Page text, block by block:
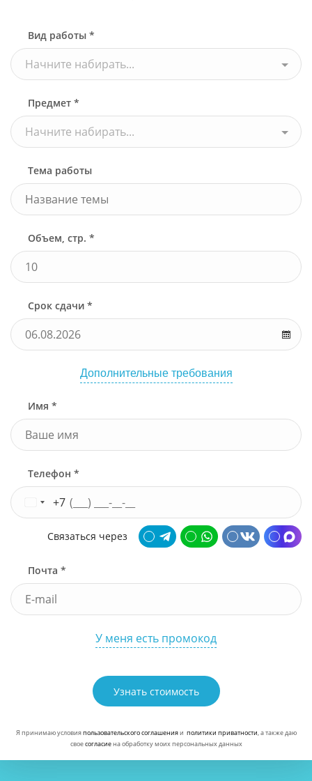
Вид работы *
Начните набирать...
Предмет *
Начните набирать...
Тема работы
Объем, стр. *
Срок сдачи *
Дополнительные требования
Имя *
Телефон *
+7
Связаться через
Почта *
У меня есть промокод
Узнать стоимость
Я принимаю условияпользовательского соглашенияи политики приватности, а также даю
своесогласиена обработку моих персональных данных